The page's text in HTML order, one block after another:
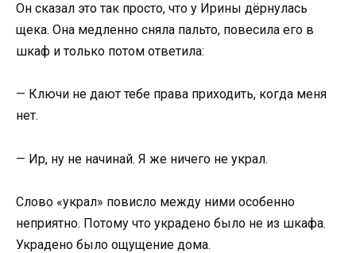
Он сказал это так просто, что у Ирины дёрнулась
щека. Она медленно сняла пальто, повесила его в
шкаф и только потом ответила:
— Ключи не дают тебе права приходить, когда меня
нет.
— Ир, ну не начинай. Я же ничего не украл.
Слово «украл» повисло между ними особенно
неприятно. Потому что украдено было не из шкафа.
Украдено было ощущение дома.